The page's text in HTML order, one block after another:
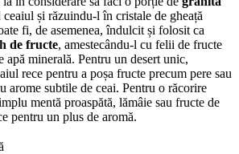
și răzuindu-l în cristale de gheață
fi, de asemenea, îndulcit și folosit ca
de fructe, amestecându-l cu felii de fructe
apă minerală. Pentru un desert unic,
rece pentru a poșa fructe precum pere sau
arome subtile de ceai. Pentru o răcorire
mentă proaspătă, lămâie sau fructe de
pentru un plus de aromă.